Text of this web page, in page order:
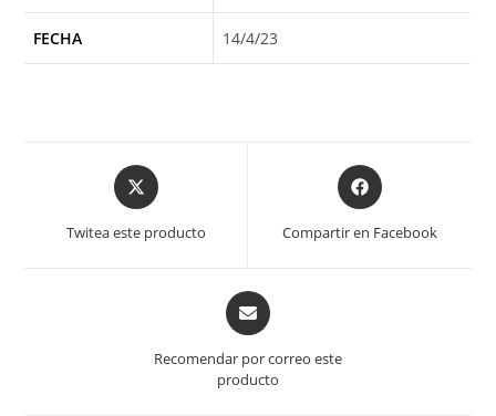
FECHA 14/4/23
Opens
in
Twitea este producto
Opens
in
a
Compartir en Facebook
Opens
in
new
Recomendar por correo este
producto